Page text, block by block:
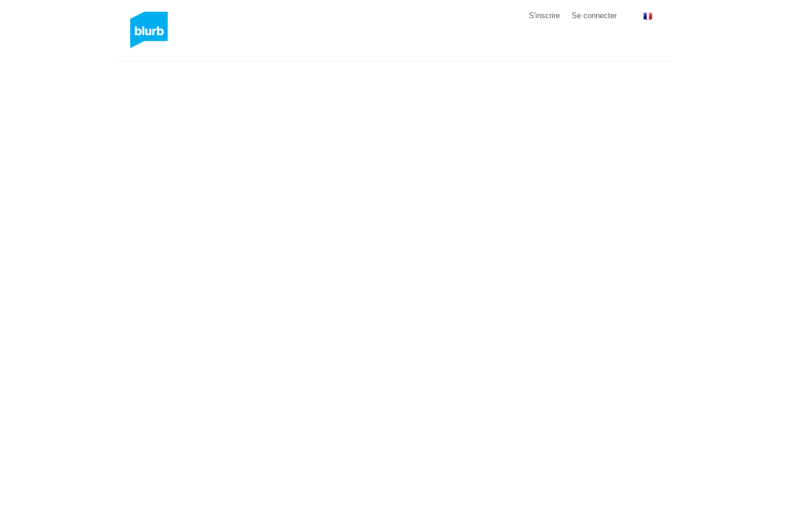
S'inscrire Se connecter